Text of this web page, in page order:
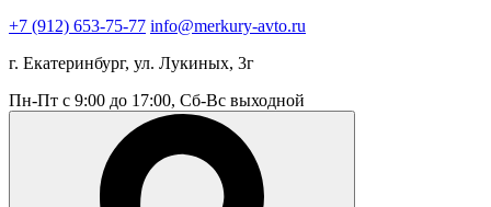
+7 (912) 653-75-77 info@merkury-avto.ru
г. Екатеринбург, ул. Лукиных, 3г
Пн-Пт с 9:00 до 17:00, Сб-Вс выходной